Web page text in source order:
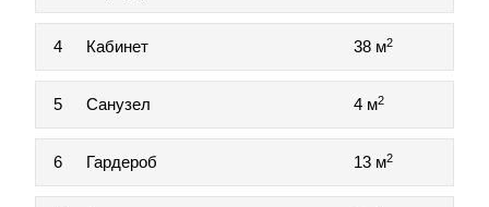
4 Кабинет 38 м2
5 Санузел 4 м2
6 Гардероб 13 м2